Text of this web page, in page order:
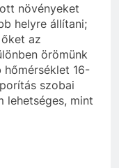
növényeket
helyre állítani;
az
örömünk
16-
szobai
lehetséges, mint